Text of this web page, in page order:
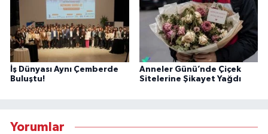
İş Dünyası Aynı Çemberde
Buluştu!
Anneler Günü’nde Çiçek
Sitelerine Şikayet Yağdı
Yorumlar